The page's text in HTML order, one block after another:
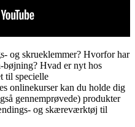
og skrueklemmer? Hvorfor har
bøjning? Hvad er nyt hos
til specielle
onlinekurser kan du holde dig
gennemprøvede) produkter
og skæreværktøj til